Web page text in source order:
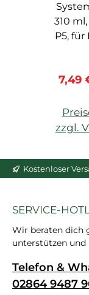
310
P5, für
7,49
zzgl.
Kostenloser
SERVICE-
Wir beraten dich
unterstützen und
Telefon &
02864 9487